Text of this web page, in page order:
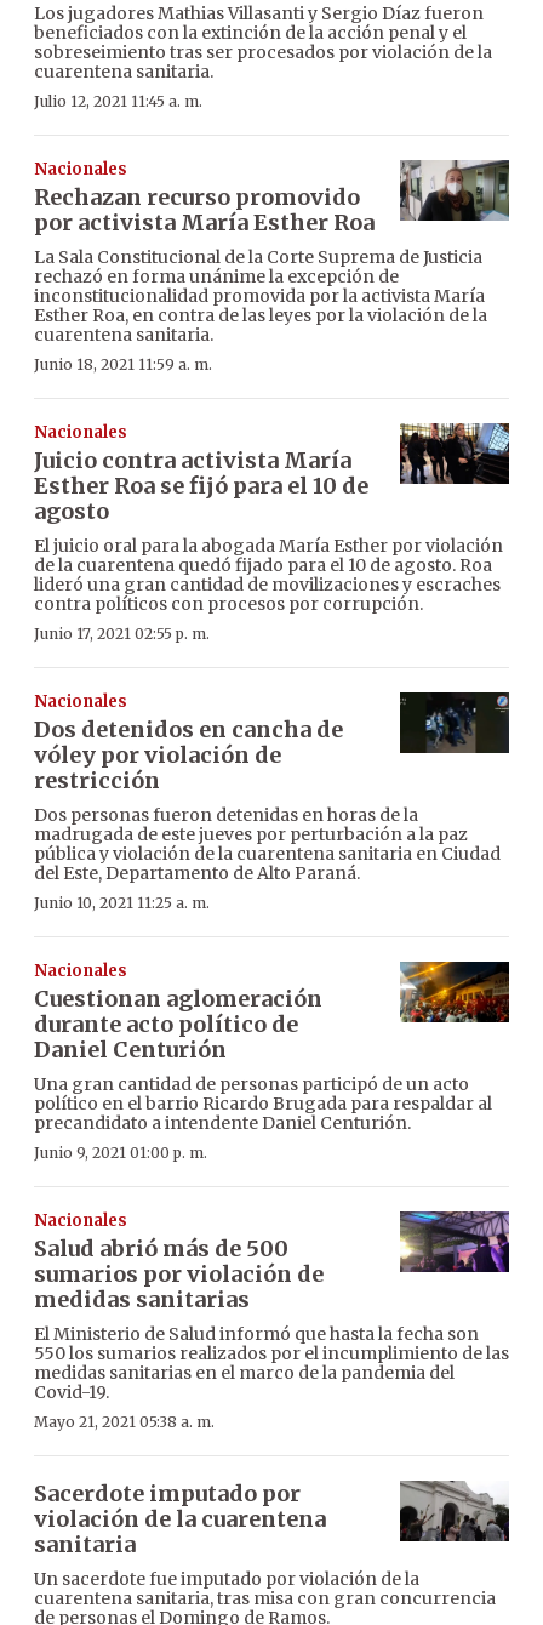
Los jugadores Mathias Villasanti y Sergio Díaz fueron
beneficiados con la extinción de la acción penal y el
sobreseimiento tras ser procesados por violación de la
cuarentena sanitaria.
Julio 12, 2021 11:45 a. m.
Nacionales
Rechazan recurso promovido
por activista María Esther Roa
La Sala Constitucional de la Corte Suprema de Justicia
rechazó en forma unánime la excepción de
inconstitucionalidad promovida por la activista María
Esther Roa, en contra de las leyes por la violación de la
cuarentena sanitaria.
Junio 18, 2021 11:59 a. m.
Nacionales
Juicio contra activista María
Esther Roa se fijó para el 10 de
agosto
El juicio oral para la abogada María Esther por violación
de la cuarentena quedó fijado para el 10 de agosto. Roa
lideró una gran cantidad de movilizaciones y escraches
contra políticos con procesos por corrupción.
Junio 17, 2021 02:55 p. m.
Nacionales
Dos detenidos en cancha de
vóley por violación de
restricción
Dos personas fueron detenidas en horas de la
madrugada de este jueves por perturbación a la paz
pública y violación de la cuarentena sanitaria en Ciudad
del Este, Departamento de Alto Paraná.
Junio 10, 2021 11:25 a. m.
Nacionales
Cuestionan aglomeración
durante acto político de
Daniel Centurión
Una gran cantidad de personas participó de un acto
político en el barrio Ricardo Brugada para respaldar al
precandidato a intendente Daniel Centurión.
Junio 9, 2021 01:00 p. m.
Nacionales
Salud abrió más de 500
sumarios por violación de
medidas sanitarias
El Ministerio de Salud informó que hasta la fecha son
550 los sumarios realizados por el incumplimiento de las
medidas sanitarias en el marco de la pandemia del
Covid-19.
Mayo 21, 2021 05:38 a. m.
Sacerdote imputado por
violación de la cuarentena
sanitaria
Un sacerdote fue imputado por violación de la
cuarentena sanitaria, tras misa con gran concurrencia
de personas el Domingo de Ramos.